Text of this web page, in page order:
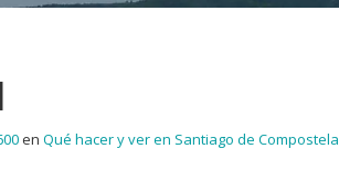
en Qué hacer y ver en Santiago de Compostela